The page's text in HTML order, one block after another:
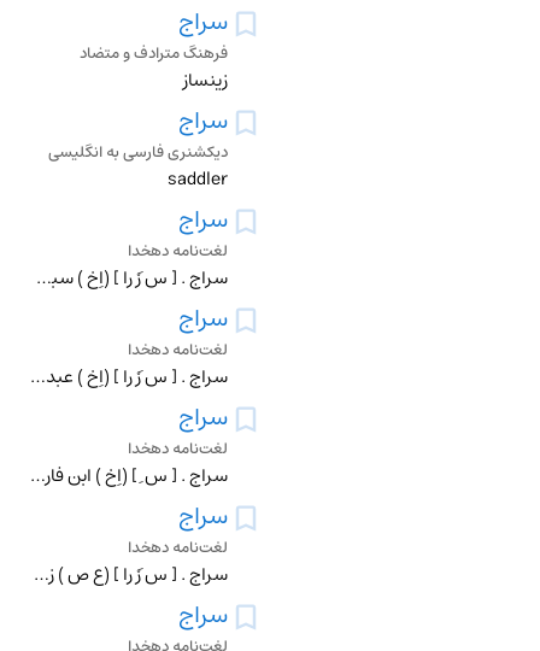
سراج
فرهنگ مترادف و متضاد
زینساز
سراج
دیکشنری فارسی به انگلیسی
saddler
سراج
لغت‌نامه دهخدا
سراج . [ س َرْ را ] (اِخ ) سبزواری .ملا احمد سراج از ولایت سبزوار است . طبعش در شعر نیک است ، همیشه لغز میگفته . این لغز شمع از اوست ، لغز:آن چیست که در انجمنش
سراج
لغت‌نامه دهخدا
سراج . [ س َرْ را ] (اِخ ) عبداﷲبن علی ، مکنی به ابونصر. رجوع به ابونصر سراج شود.
سراج
لغت‌نامه دهخدا
سراج . [ س ِ ] (اِخ ) ابن فارس عبداﷲبن احمدبن اسماعیل التمیمی اسکندرانی مکنی به ابوبکر. از تاج الکندی و ابن الحرستانی حدیث کرد. در ربیع الاول سال 685 هَ . ق . ب
سراج
لغت‌نامه دهخدا
سراج . [ س َرْ را ] (ع ص ) زینگر. ج ، سراجون . (مهذب الاسماء) (دهار). زین فروش و زین ساز. (غیاث ). زین فروش . زین ساز. || دروغگوی . (آنندراج ) (منتهی الارب ).
سراج